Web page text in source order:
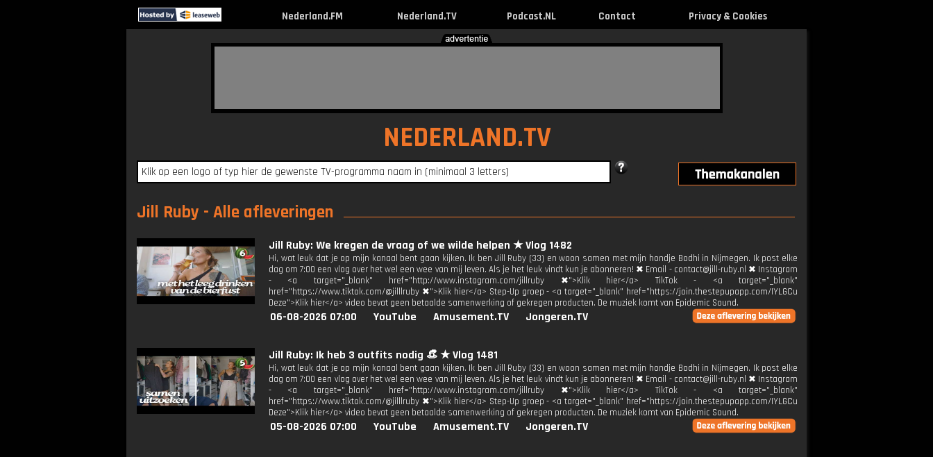
Nederland.FM Nederland.TV Podcast.NL Contact Privacy & Cookies
NEDERLAND.TV
Jill Ruby - Alle afleveringen
Jill Ruby: We kregen de vraag of we wilde helpen ★ Vlog 1482
Hi, wat leuk dat je op mijn kanaal bent gaan kijken. Ik ben Jill Ruby (33) en woon samen met mijn hondje Bodhi in Nijmegen. Ik post elke
dag om 7:00 een vlog over het wel een wee van mij leven. Als je het leuk vindt kun je abonneren! ✖ Email - contact@jill-ruby.nl ✖ Instagram
- <a target="_blank" href="http://www.instagram.com/jillruby ✖">Klik hier</a> TikTok - <a target="_blank"
href="https://www.tiktok.com/@jilllruby ✖">Klik hier</a> Step-Up groep - <a target="_blank" href="https://join.thestepupapp.com/IYLGCu
Deze">Klik hier</a> video bevat geen betaalde samenwerking of gekregen producten. De muziek komt van Epidemic Sound.
06-08-2026 07:00 YouTube Amusement.TV Jongeren.TV
Jill Ruby: Ik heb 3 outfits nodig 👒 ★ Vlog 1481
Hi, wat leuk dat je op mijn kanaal bent gaan kijken. Ik ben Jill Ruby (33) en woon samen met mijn hondje Bodhi in Nijmegen. Ik post elke
dag om 7:00 een vlog over het wel een wee van mij leven. Als je het leuk vindt kun je abonneren! ✖ Email - contact@jill-ruby.nl ✖ Instagram
- <a target="_blank" href="http://www.instagram.com/jillruby ✖">Klik hier</a> TikTok - <a target="_blank"
href="https://www.tiktok.com/@jilllruby ✖">Klik hier</a> Step-Up groep - <a target="_blank" href="https://join.thestepupapp.com/IYLGCu
Deze">Klik hier</a> video bevat geen betaalde samenwerking of gekregen producten. De muziek komt van Epidemic Sound.
05-08-2026 07:00 YouTube Amusement.TV Jongeren.TV